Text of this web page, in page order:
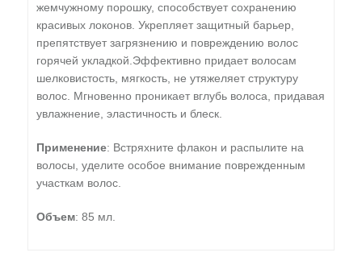
жемчужному порошку, способствует сохранению
красивых локонов. Укрепляет защитный барьер,
препятствует загрязнению и повреждению волос
горячей укладкой.Эффективно придает волосам
шелковистость, мягкость, не утяжеляет структуру
волос. Мгновенно проникает вглубь волоса, придавая
увлажнение, эластичность и блеск.
Применение: Встряхните флакон и распылите на
волосы, уделите особое внимание поврежденным
участкам волос.
Объем: 85 мл.